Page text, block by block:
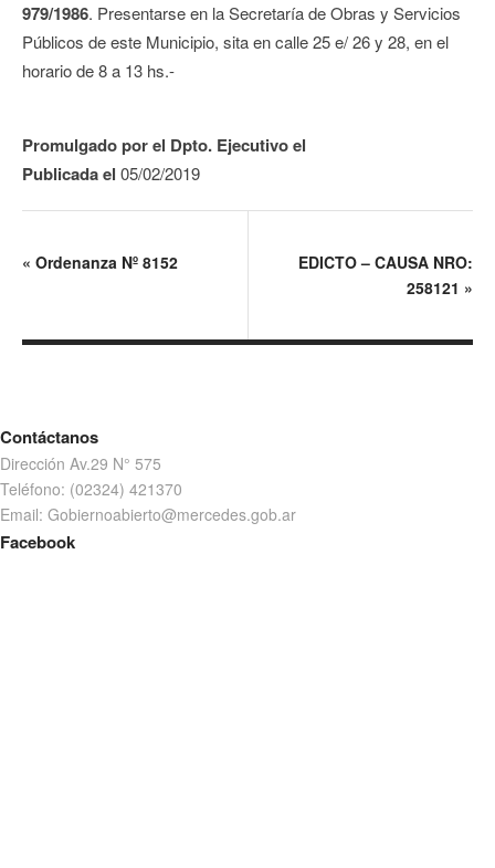
979/1986. Presentarse en la Secretaría de Obras y Servicios
Públicos de este Municipio, sita en calle 25 e/ 26 y 28, en el
horario de 8 a 13 hs.-
Promulgado por el Dpto. Ejecutivo el
Publicada el 05/02/2019
« Ordenanza Nº 8152
EDICTO – CAUSA NRO:
258121 »
Contáctanos
Dirección Av.29 N° 575
Teléfono: (02324) 421370
Email: Gobiernoabierto@mercedes.gob.ar
Facebook